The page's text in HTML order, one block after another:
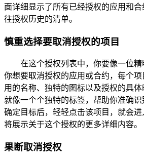
面详细显示了所有已经授权的应用和
往授权历史的清单。
慎重选择要取消授权的项目
在这个授权列表中，你要像一位精
你想要取消授权的应用或合约，每个
用的名称、独特的图标以及授权的具
就像一个个独特的标签，帮助你准确
确定目标后，轻轻点击该项目，就会
将展示关于这个授权的更多详细内容。
果断取消授权